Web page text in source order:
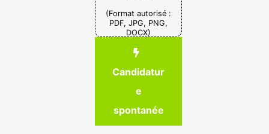
(Format autorisé :
PDF, JPG, PNG,
DOCX)
Candidatur
e
spontanée